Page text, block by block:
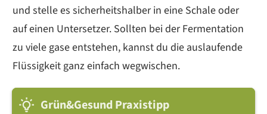
und stelle es sicherheitshalber in eine Schale oder
auf einen Untersetzer. Sollten bei der Fermentation
zu viele gase entstehen, kannst du die auslaufende
Flüssigkeit ganz einfach wegwischen.
Grün&Gesund Praxistipp